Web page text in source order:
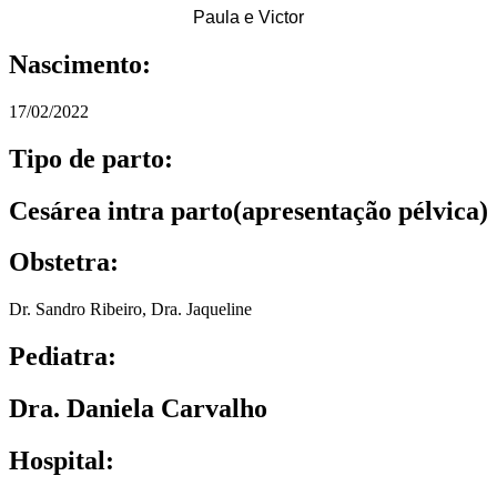
Paula e Victor
Nascimento:
17/02/2022
Tipo de parto:
Cesárea intra parto(apresentação pélvica)
Obstetra:
Dr. Sandro Ribeiro, Dra. Jaqueline
Pediatra:
Dra. Daniela Carvalho
Hospital: